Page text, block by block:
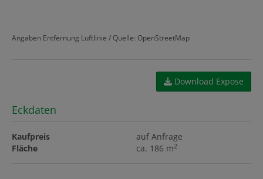
Angaben Entfernung Luftlinie / Quelle: OpenStreetMap
Download Expose
Eckdaten
Kaufpreis
auf Anfrage
Fläche
ca. 186 m2